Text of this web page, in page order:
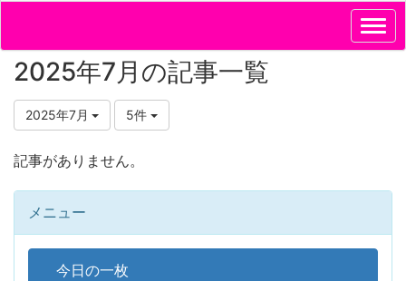
2025年7月の記事一覧
2025年7月 5件
記事がありません。
メニュー
今日の一枚